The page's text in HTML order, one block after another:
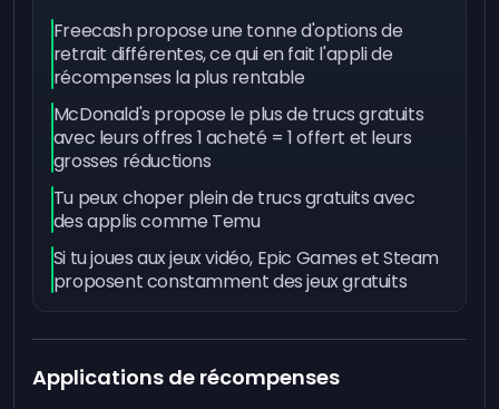
Freecash propose une tonne d'options de
retrait différentes, ce qui en fait l'appli de
récompenses la plus rentable
McDonald's propose le plus de trucs gratuits
avec leurs offres 1 acheté = 1 offert et leurs
grosses réductions
Tu peux choper plein de trucs gratuits avec
des applis comme Temu
Si tu joues aux jeux vidéo, Epic Games et Steam
proposent constamment des jeux gratuits
Applications de récompenses